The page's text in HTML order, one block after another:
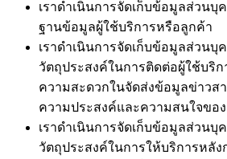
เราดำเนินการจัดเก็บข้อมูลส่วนบุ
ฐานข้อมูลผู้ใช้บริการหรือลูกค้า
เราดำเนินการจัดเก็บข้อมูลส่วนบุ
วัตถุประสงค์ในการติดต่อผู้ใช้บริก
ความสะดวกในจัดส่งข้อมูลข่าวสา
ความประสงค์และความสนใจขอ
เราดำเนินการจัดเก็บข้อมูลส่วนบุ
วัตถุประสงค์ในการให้บริการหลัง